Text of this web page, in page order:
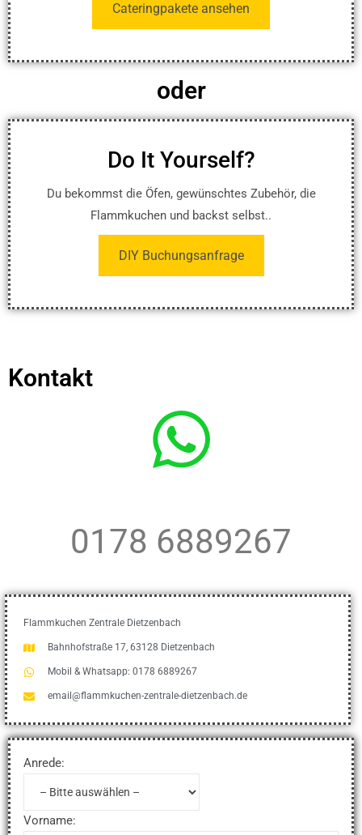
Cateringpakete ansehen
oder
Do It Yourself?
Du bekommst die Öfen, gewünschtes Zubehör, die
Flammkuchen und backst selbst..
DIY Buchungsanfrage
Kontakt
0178 6889267
Flammkuchen Zentrale Dietzenbach
Bahnhofstraße 17, 63128 Dietzenbach
Mobil & Whatsapp: 0178 6889267
email@flammkuchen-zentrale-dietzenbach.de
Anrede:
Vorname: